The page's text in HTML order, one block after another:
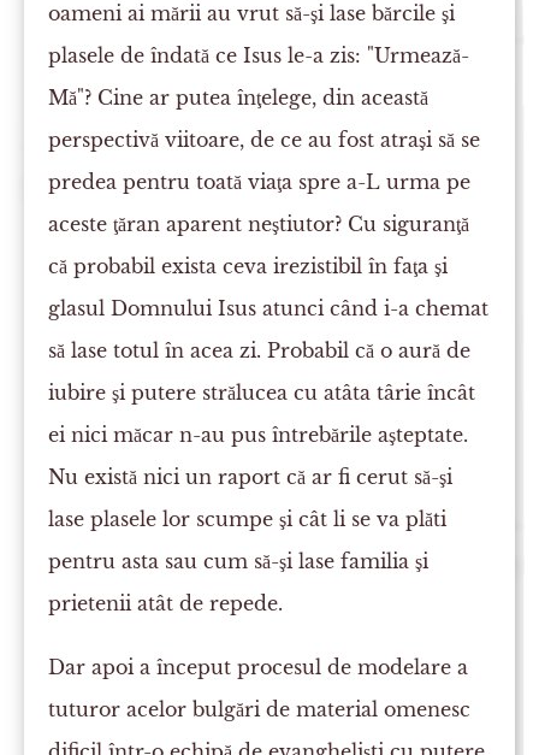
oameni ai mării au vrut să-şi lase bărcile şi
plasele de îndată ce Isus le-a zis: "Urmează-
Mă"? Cine ar putea înţelege, din această
perspectivă viitoare, de ce au fost atraşi să se
predea pentru toată viaţa spre a-L urma pe
aceste ţăran aparent neştiutor? Cu siguranţă
că probabil exista ceva irezistibil în faţa şi
glasul Domnului Isus atunci când i-a chemat
să lase totul în acea zi. Probabil că o aură de
iubire şi putere strălucea cu atâta târie încât
ei nici măcar n-au pus întrebările aşteptate.
Nu există nici un raport că ar fi cerut să-şi
lase plasele lor scumpe şi cât li se va plăti
pentru asta sau cum să-şi lase familia şi
prietenii atât de repede.
Dar apoi a început procesul de modelare a
tuturor acelor bulgări de material omenesc